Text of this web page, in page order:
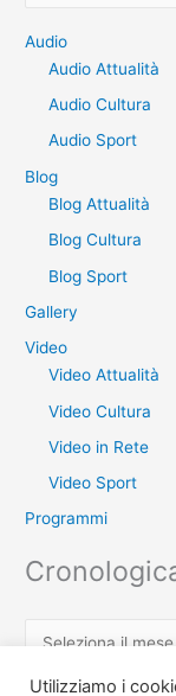
r
Audio
Audio Attualità
Audio Cultura
Audio Sport
Blog
Blog Attualità
Blog Cultura
Blog Sport
Gallery
Video
Video Attualità
Video Cultura
Video in Rete
Video Sport
Programmi
Utilizziamo i